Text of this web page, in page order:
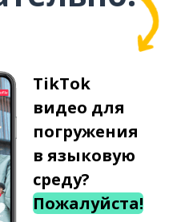
TikTok
видео для
погружения
в языковую
среду?
Пожалуйста!